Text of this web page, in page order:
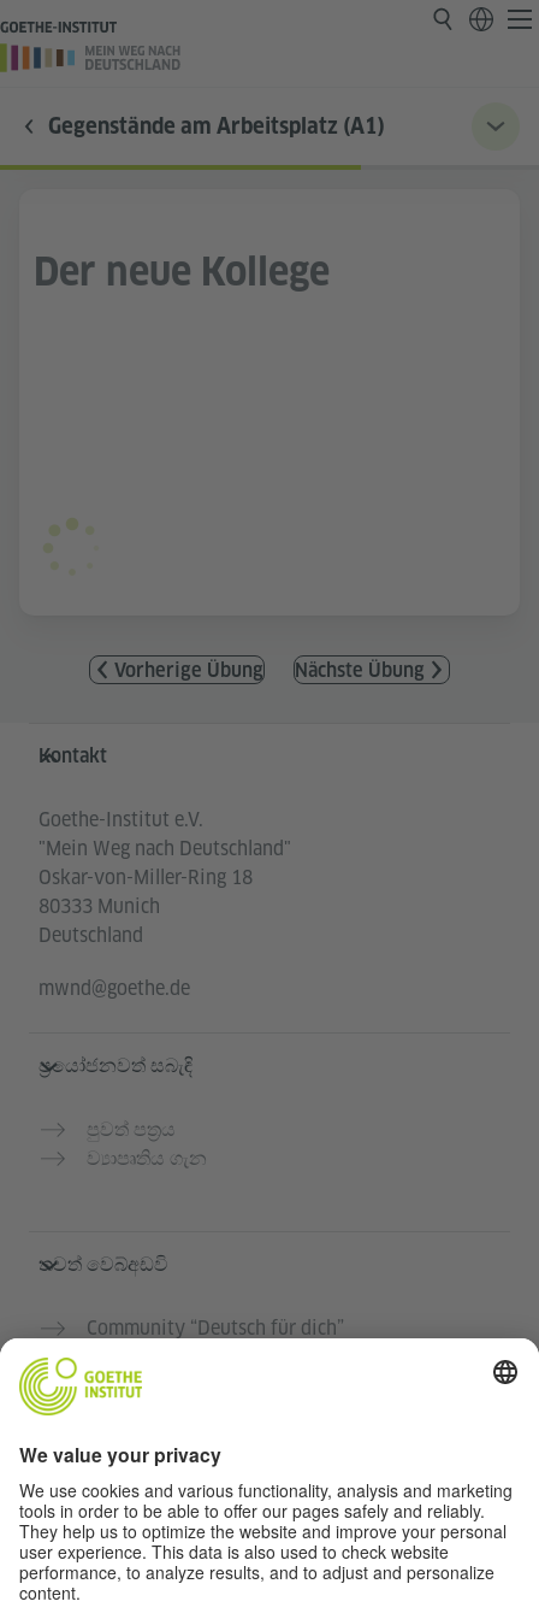
Gegenstände am Arbeitsplatz (A1)
Der neue Kollege
Vorherige Übung Nächste Übung
Service- und Informationsbereich
Kontakt
Goethe-Institut e.V.
"Mein Weg nach Deutschland"
Oskar-von-Miller-Ring 18
80333 Munich
Deutschland
mwnd@goethe.de
ප්‍රයෝජනවත් සබැඳි
පුවත් පත්‍රය
ව්‍යාපෘතිය ගැන
තවත් වෙබ්අඩවි
Community “Deutsch für dich”
ගෝතේ ආයතනයේ ජර්මන් භාෂා පාඨමාලා
රහස්‍යතා සහ ප්‍රවේශය
රහස්‍යතා සැකසුම්